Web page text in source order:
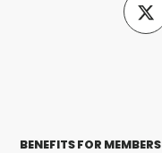
BENEFITS FOR MEMBERS